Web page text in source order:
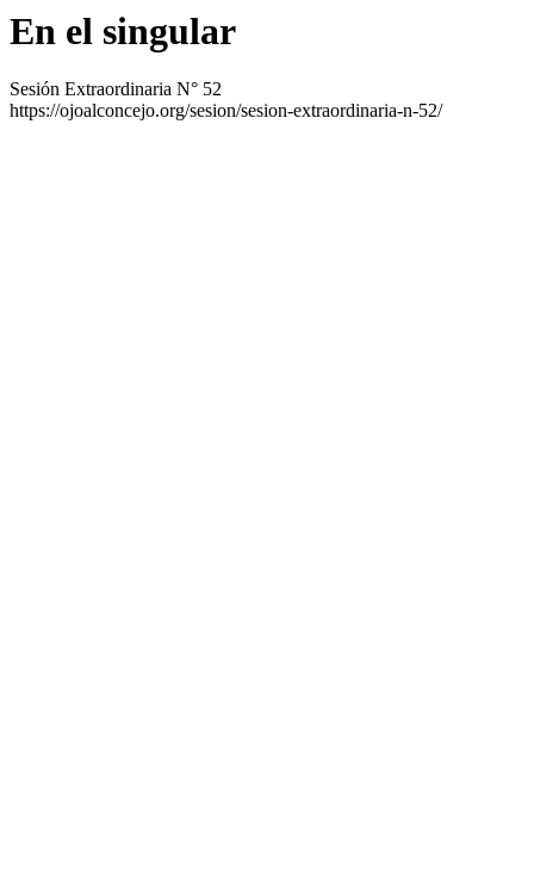
En el singular
Sesión Extraordinaria N° 52
https://ojoalconcejo.org/sesion/sesion-extraordinaria-n-52/